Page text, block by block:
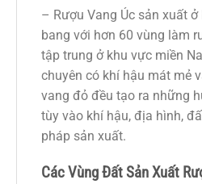
– Rượu Vang Úc sản xuất
bang với hơn 60 vùng làm
tập trung ở khu vực miền
chuyên có khí hậu mát mẻ
vang đỏ đều tạo ra những
tùy vào khí hậu, địa hình,
pháp sản xuất.
Các Vùng Đất Sản Xuất